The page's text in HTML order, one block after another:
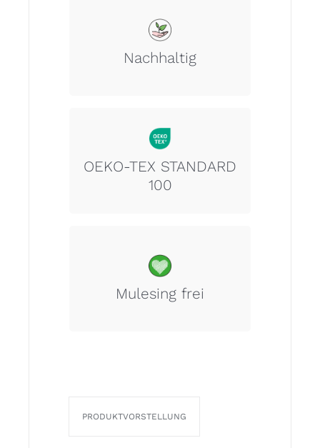
Nachhaltig
Wir nehmen unsere Verantwortung
zur Umwelt ernst.
OEKO-TEX STANDARD
100
Dieser Artikel ist nach
STANDARD 100
zertifiziert.
Mulesing frei
In unserer Philosophy trägt das
Tierwohl den gleichen Stellenwert
wie unsere Umweltverantwortung.
PRODUKTVORSTELLUNG